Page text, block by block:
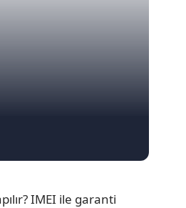
IMEI ile garanti